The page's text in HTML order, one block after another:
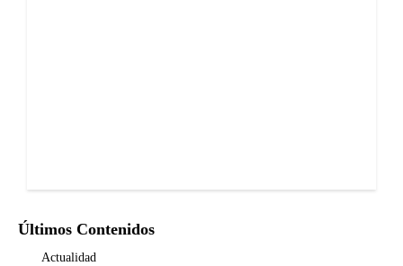
Últimos Contenidos
Actualidad